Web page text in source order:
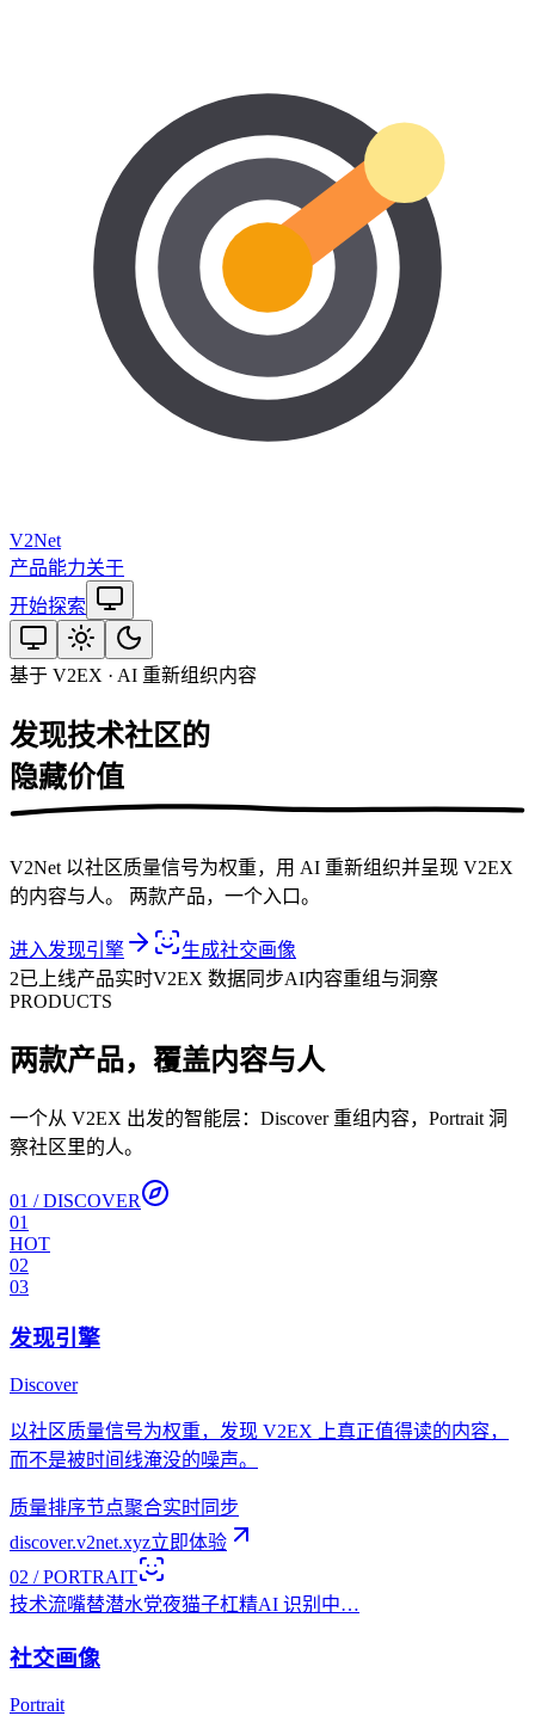
V2Net
产品能力关于
开始探索
基于 V2EX · AI 重新组织内容
发现技术社区的
隐藏价值
V2Net 以社区质量信号为权重，用 AI 重新组织并呈现 V2EX
的内容与人。 两款产品，一个入口。
进入发现引擎
生成社交画像
2已上线产品实时V2EX 数据同步AI内容重组与洞察
PRODUCTS
两款产品，覆盖内容与人
一个从 V2EX 出发的智能层：Discover 重组内容，Portrait 洞
察社区里的人。
01 /DISCOVER
01
HOT
02
03
发现引擎
Discover
以社区质量信号为权重，发现 V2EX 上真正值得读的内容，
而不是被时间线淹没的噪声。
质量排序节点聚合实时同步
discover.v2net.xyz立即体验
02 /PORTRAIT
技术流嘴替潜水党夜猫子杠精AI 识别中…
社交画像
Portrait